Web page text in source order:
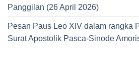
Panggilan (26 April 2026)
Pesan Paus Leo XIV dalam rangka
Surat Apostolik Pasca-Sinode